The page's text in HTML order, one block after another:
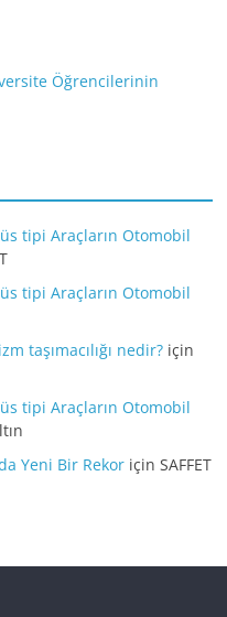
Öğrencilerinin
tipi Araçların Otomobil
tipi Araçların Otomobil
taşımacılığı nedir? için
tipi Araçların Otomobil
Yeni Bir Rekor içinSAFFET